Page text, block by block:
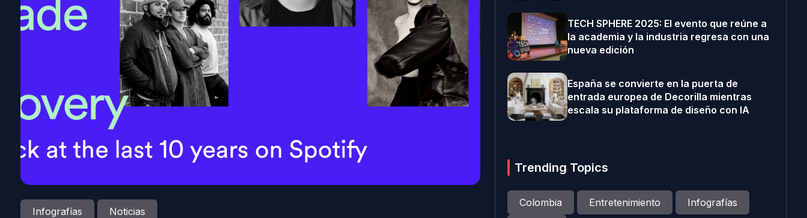
Infografías Noticias
TECH SPHERE 2025: El evento que reúne a
la academia y la industria regresa con una
nueva edición
España se convierte en la puerta de
entrada europea de Decorilla mientras
escala su plataforma de diseño con IA
Trending Topics
Colombia Entretenimiento
Infografías